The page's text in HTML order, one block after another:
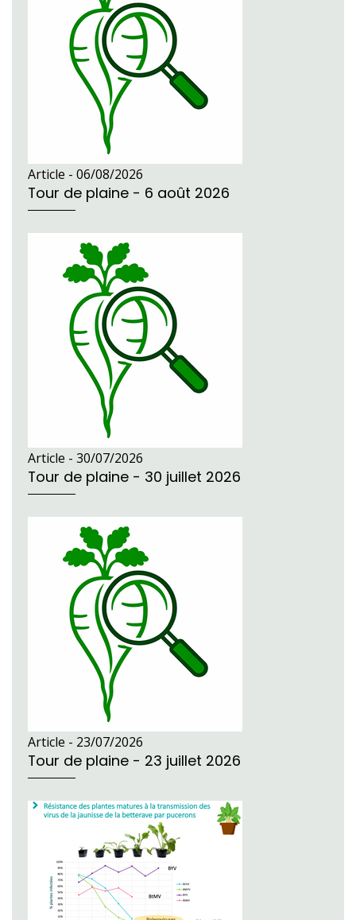
Article - 06/08/2026
Tour de plaine - 6 août 2026
Article - 30/07/2026
Tour de plaine - 30 juillet 2026
Article - 23/07/2026
Tour de plaine - 23 juillet 2026